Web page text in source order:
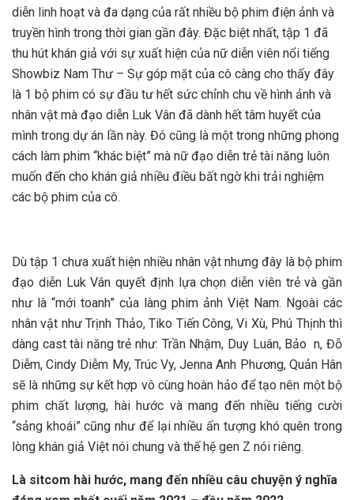
diễn linh hoạt và đa dạng của rất nhiều bộ phim điện ảnh và
truyền hình trong thời gian gần đây. Đặc biệt nhất, tập 1 đã
thu hút khán giả với sự xuất hiện của nữ diễn viên nổi tiếng
Showbiz Nam Thư – Sự góp mặt của cô càng cho thấy đây
là 1 bộ phim có sự đầu tư hết sức chỉnh chu về hình ảnh và
nhân vật mà đạo diễn Luk Vân đã dành hết tâm huyết của
mình trong dự án lần này. Đó cũng là một trong những phong
cách làm phim “khác biệt” mà nữ đạo diễn trẻ tài năng luôn
muốn đến cho khán giả nhiều điều bất ngờ khi trải nghiệm
các bộ phim của cô.
Dù tập 1 chưa xuất hiện nhiều nhân vật nhưng đây là bộ phim
đạo diễn Luk Vân quyết định lựa chọn diễn viên trẻ và gần
như là “mới toanh” của làng phim ảnh Việt Nam. Ngoài các
nhân vật như Trịnh Thảo, Tiko Tiến Công, Vi Xù, Phú Thịnh thì
dàng cast tài năng trẻ như: Trần Nhậm, Duy Luân, Bảo n, Đỗ
Diễm, Cindy Diễm My, Trúc Vy, Jenna Anh Phương, Quản Hân
sẽ là những sự kết hợp vô cùng hoàn hảo để tạo nên một bộ
phim chất lượng, hài hước và mang đến nhiều tiếng cười
“sảng khoái” cũng như để lại nhiều ấn tượng khó quên trong
lòng khán giả Việt nói chung và thế hệ gen Z nói riêng.
Là sitcom hài hước, mang đến nhiều câu chuyện ý nghĩa